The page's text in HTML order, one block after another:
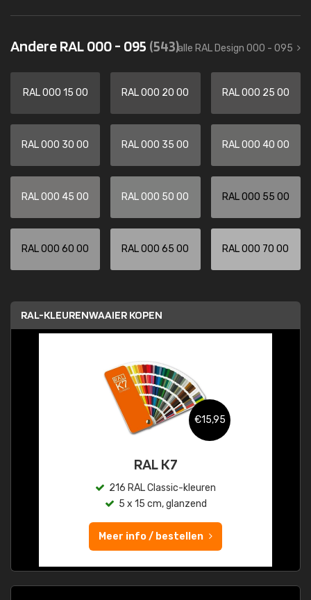
Andere RAL 000 - 095 (543)alle RAL Design 000 - 095
RAL 000 15 00 RAL 000 20 00 RAL 000 25 00
RAL 000 30 00 RAL 000 35 00 RAL 000 40 00
RAL 000 45 00 RAL 000 50 00 RAL 000 55 00
RAL 000 60 00 RAL 000 65 00 RAL 000 70 00
RAL-KLEURENWAAIER KOPEN
€15,95
RAL K7
216 RAL Classic-kleuren
5 x 15 cm, glanzend
Meer info / bestellen